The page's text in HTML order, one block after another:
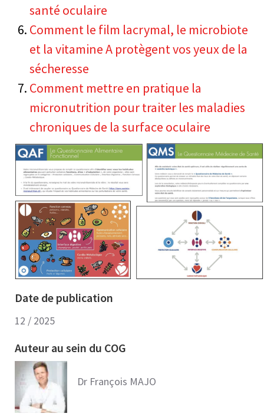
santé oculaire
Comment le film lacrymal, le microbiote
et la vitamine A protègent vos yeux de la
sécheresse
Comment mettre en pratique la
micronutrition pour traiter les maladies
chroniques de la surface oculaire
Date de publication
12 / 2025
Auteur au sein du COG
Dr François MAJO